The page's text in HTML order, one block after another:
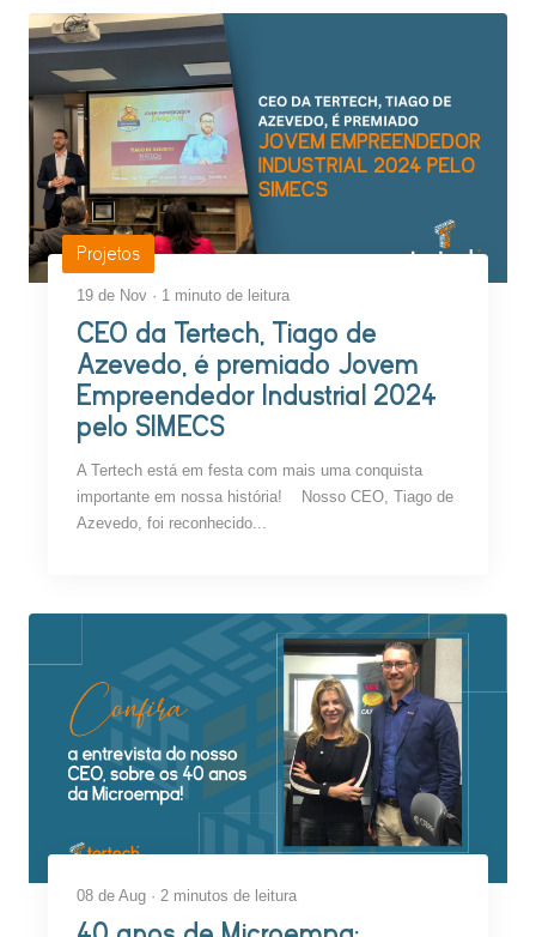
Projetos
19 de Nov · 1 minuto de leitura
CEO da Tertech, Tiago de
Azevedo, é premiado Jovem
Empreendedor Industrial 2024
pelo SIMECS
A Tertech está em festa com mais uma conquista
importante em nossa história! Nosso CEO, Tiago de
Azevedo, foi reconhecido...
08 de Aug · 2 minutos de leitura